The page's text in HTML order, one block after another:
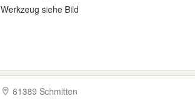
Werkzeug siehe Bild
61389 Schmitten